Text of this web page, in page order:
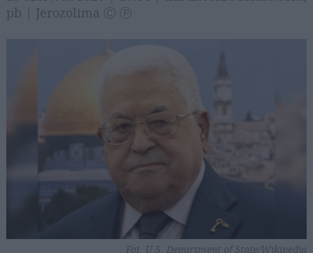
pb | Jerozolima Ⓒ Ⓟ
Fot. U.S. Department of State/Wikipedia